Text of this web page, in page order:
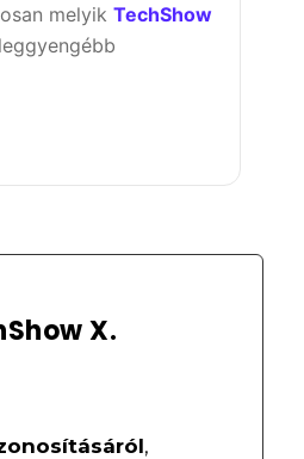
melyikTechShow
X.
,